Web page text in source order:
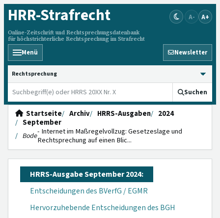
HRR-Strafrecht
Online-Zeitschrift und Rechtsprechungsdatenbank
für höchstrichterliche Rechtsprechung im Strafrecht
A- A+
Menü Newsletter
HRRS durchsuchen
Suchen
Startseite Archiv HRRS-Ausgaben
2024
September
Bode- Internet im Maßregelvollzug: Gesetzeslage und
Rechtsprechung auf einen Blic...
HRRS-Ausgabe September 2024:
Entscheidungen des BVerfG / EGMR
Hervorzuhebende Entscheidungen des BGH